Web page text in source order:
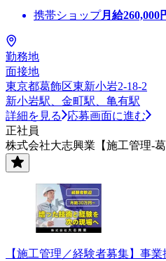
携帯ショップ月給260,000
勤務地
面接地
東京都葛飾区東新小岩2-18-2
新小岩駅、金町駅、亀有駅
詳細を見る
応募画面に進む
正社員
株式会社大志興業【施工管理-葛
【施工管理／経験者募集】事